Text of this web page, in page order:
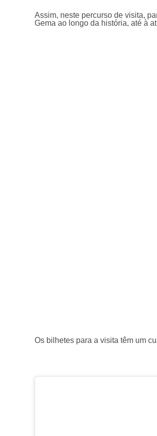
Assim, neste percurso de visita,
Gema ao longo da história, até à
Os bilhetes para a visita têm um